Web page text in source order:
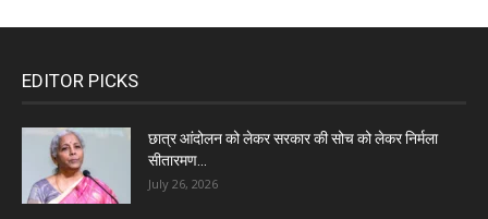
EDITOR PICKS
छात्र आंदोलन को लेकर सरकार की सोच को लेकर निर्मला
सीतारमण...
July 26, 2026